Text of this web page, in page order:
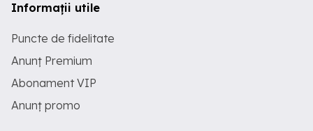
Informații utile
Puncte de fidelitate
Anunț Premium
Abonament VIP
Anunț promo